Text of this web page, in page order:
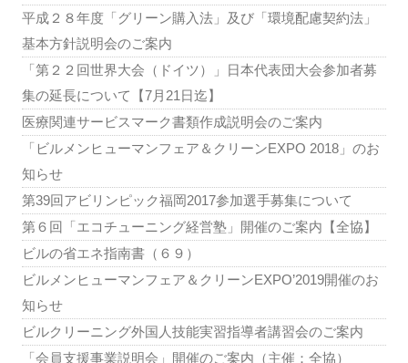
平成２８年度「グリーン購入法」及び「環境配慮契約法」
基本方針説明会のご案内
「第２２回世界大会（ドイツ）」日本代表団大会参加者募
集の延長について【7月21日迄】
医療関連サービスマーク書類作成説明会のご案内
「ビルメンヒューマンフェア＆クリーンEXPO 2018」のお
知らせ
第39回アビリンピック福岡2017参加選手募集について
第６回「エコチューニング経営塾」開催のご案内【全協】
ビルの省エネ指南書（６９）
ビルメンヒューマンフェア＆クリーンEXPO’2019開催のお
知らせ
ビルクリーニング外国人技能実習指導者講習会のご案内
「会員支援事業説明会」開催のご案内（主催：全協）